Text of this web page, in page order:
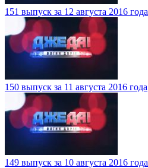
151 выпуск за 12 августа 2016 года
150 выпуск за 11 августа 2016 года
149 выпуск за 10 августа 2016 года